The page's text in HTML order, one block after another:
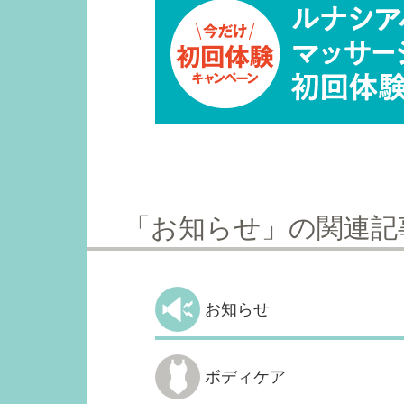
「お知らせ」の関連
お知らせ
ボディケア